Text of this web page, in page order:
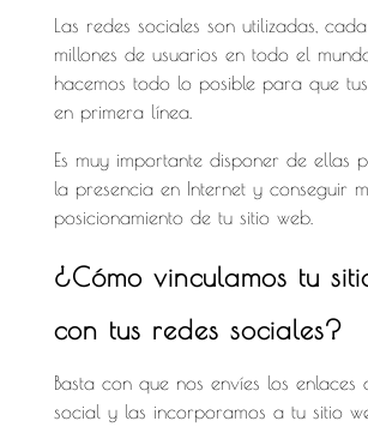
Las redes sociales son utilizadas,
millones de usuarios en todo el
hacemos todo lo posible para que
en primera línea.
Es muy importante disponer de ellas
la presencia en Internet y conseguir
posicionamiento de tu sitio web.
¿Cómo vinculamos tu
con tus redes sociales?
Basta con que nos envíes los
social y las incorporamos a tu sitio